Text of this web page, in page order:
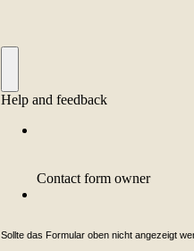
Sollte das Formular oben nicht angezeigt